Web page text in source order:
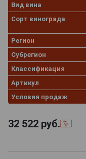
Вид вина
Сорт винограда
Регион
Субрегион
Классификация
Артикул
Условия продаж
32 522 руб.